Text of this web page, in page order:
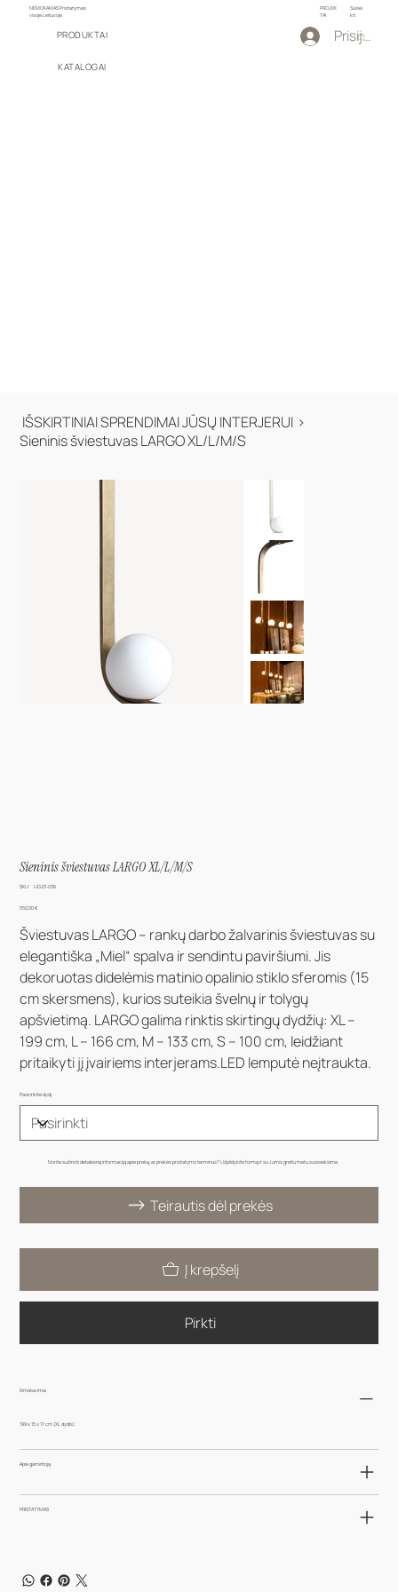
NEMOKAMAS Pristatymas
visoje Lietuvoje
PROJEK
TAI
Susiei
kti
PRODUKTAI
KATALOGAI
Prisijungti
IŠSKIRTINIAI SPRENDIMAI JŪSŲ INTERJERUI >
Sieninis šviestuvas LARGO XL/L/M/S
Sieninis šviestuvas LARGO XL/L/M/S
SKU:
SKU
036
LIG23-036
Kaina
550,00 €
Šviestuvas LARGO – rankų darbo žalvarinis šviestuvas su
elegantiška „Miel“ spalva ir sendintu paviršiumi. Jis
dekoruotas didelėmis matinio opalinio stiklo sferomis (15
cm skersmens), kurios suteikia švelnų ir tolygų
apšvietimą. LARGO galima rinktis skirtingų dydžių: XL –
199 cm, L – 166 cm, M – 133 cm, S – 100 cm, leidžiant
pritaikyti jį įvairiems interjerams.LED lemputė neįtraukta.
Pasirinkite dydį
Norite sužinoti detalesnę informaciją apie prekę, ar prekės pristatymo terminus? Užpildykite formą ir su Jumis greitu metu susisieksime.
Teirautis dėl prekės
Į krepšelį
Pirkti
Išmatavimai
199 x 15 x 17 cm (XL dydis)
Apie gamintoją
PRISTATYMAS